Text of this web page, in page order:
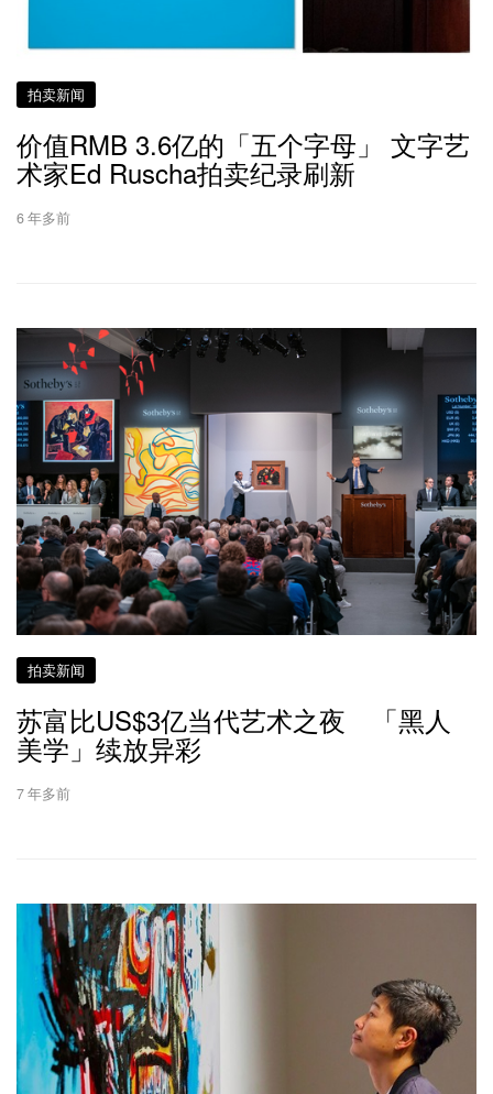
拍卖新闻
价值RMB 3.6亿的「五个字母」 文字艺
术家Ed Ruscha拍卖纪录刷新
6 年多前
拍卖新闻
苏富比US$3亿当代艺术之夜 「黑人
美学」续放异彩
7 年多前